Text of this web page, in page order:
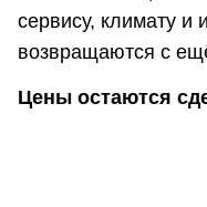
сервису, климату и
возвращаются с
Цены остаются